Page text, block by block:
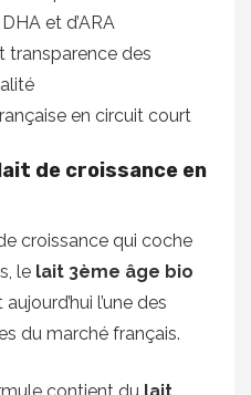
et d’ARA
transparence des
en circuit court
de croissance en
croissance qui coche
le lait 3ème âge bio
aujourd’hui l’une des
du marché français.